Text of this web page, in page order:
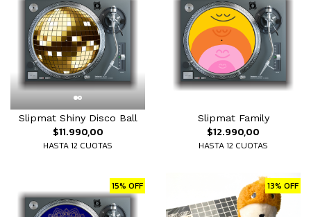
Slipmat Shiny Disco Ball
$11.990,00
HASTA 12 CUOTAS
Slipmat Family
$12.990,00
HASTA 12 CUOTAS
15% OFF 13% OFF